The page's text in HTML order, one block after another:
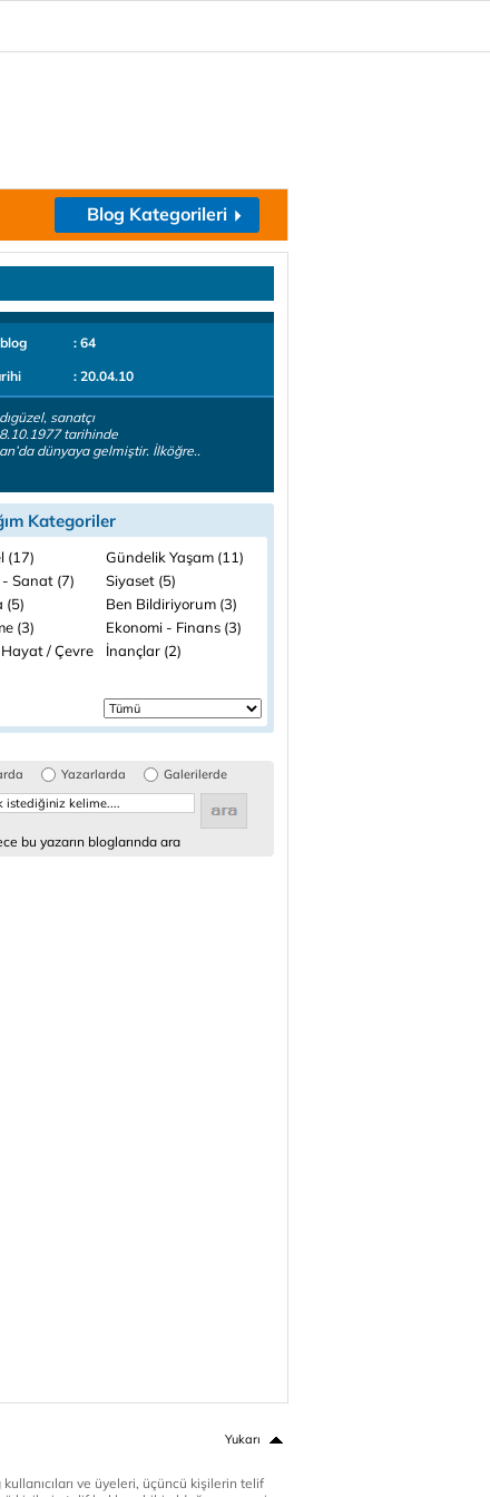
Blog Kategorileri
: 64
: 20.04.10
sanatçı
tarihinde
dünyaya gelmiştir. İlköğre..
Kategoriler
(17)
Gündelik Yaşam (11)
Sanat (7)
Siyaset (5)
(5)
Ben Bildiriyorum (3)
(3)
Ekonomi - Finans (3)
/ Çevre
İnançlar (2)
Yazarlarda Galerilerde
bu yazarın bloglarında ara
Yukarı
ve üyeleri, üçüncü kişilerin telif